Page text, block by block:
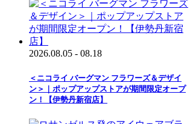
2026.08.05 - 08.18
＜ニコライ バーグマン フラワーズ＆デザイ
ン＞｜ポップアップストアが期間限定オープ
ン！【伊勢丹新宿店】